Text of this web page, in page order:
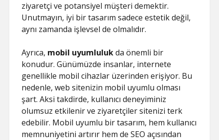
ziyaretçi ve potansiyel müşteri demektir.
Unutmayın, iyi bir tasarım sadece estetik değil,
aynı zamanda işlevsel de olmalıdır.
Ayrıca, mobil uyumlulukda önemli bir
konudur. Günümüzde insanlar, internete
genellikle mobil cihazlar üzerinden erişiyor. Bu
nedenle, web sitenizin mobil uyumlu olması
şart. Aksi takdirde, kullanıcı deneyiminiz
olumsuz etkilenir ve ziyaretçiler sitenizi terk
edebilir. Mobil uyumlu bir tasarım, hem kullanıcı
memnuniyetini artırır hem de SEO açısından